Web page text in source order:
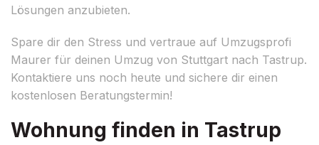
Lösungen anzubieten.
Spare dir den Stress und vertraue auf Umzugsprofi
Maurer für deinen Umzug von Stuttgart nach Tastrup.
Kontaktiere uns noch heute und sichere dir einen
kostenlosen Beratungstermin!
Wohnung finden in Tastrup